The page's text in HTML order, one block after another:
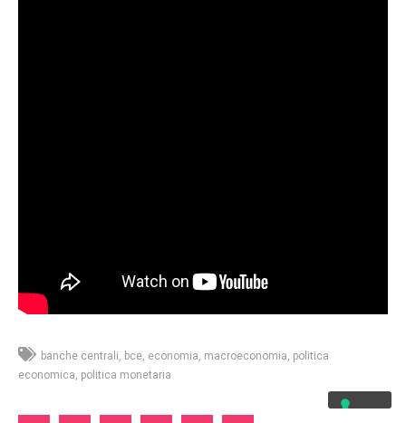
banche centrali bce economia macroeconomia politica
economica politica monetaria